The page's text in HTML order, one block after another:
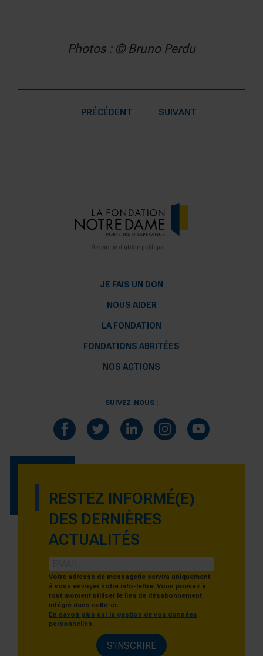
Photos : © Bruno Perdu
PRÉCÉDENT SUIVANT
JE FAIS UN DON
NOUS AIDER
LA FONDATION
FONDATIONS ABRITÉES
NOS ACTIONS
SUIVEZ-NOUS :
RESTEZ INFORMÉ(E)
DES DERNIÈRES
ACTUALITÉS
Votre adresse de messagerie servira uniquement
à vous envoyer notre info-lettre. Vous pouvez à
tout moment utiliser le lien de désabonnement
intégré dans celle-ci.
En savoir plus sur la gestion de vos données
personnelles.
S'INSCRIRE